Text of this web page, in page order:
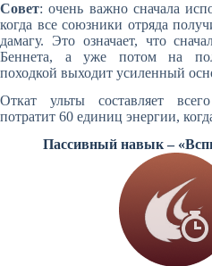
Совет: очень важно сначала
когда все союзники отряда
дамагу. Это означает, что
Беннета, а уже потом на
походкой выходит усиленный
Откат ульты составляет
потратит 60 единиц энергии,
Пассивный навык –